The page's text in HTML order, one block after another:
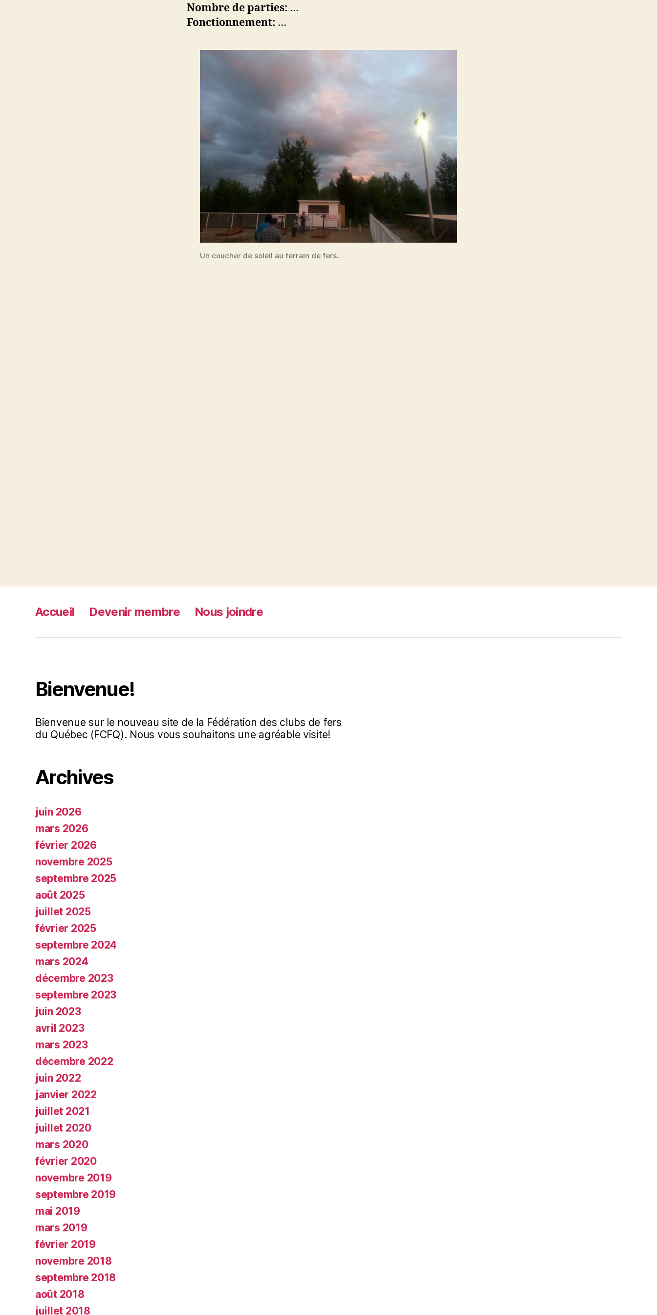
Nombre de parties: …
Fonctionnement: …
Un coucher de soleil au terrain de fers…
Accueil Devenir membre Nous joindre
Bienvenue!
Bienvenue sur le nouveau site de la Fédération des clubs de fers
du Québec (FCFQ). Nous vous souhaitons une agréable visite!
Archives
juin 2026
mars 2026
février 2026
novembre 2025
septembre 2025
août 2025
juillet 2025
février 2025
septembre 2024
mars 2024
décembre 2023
septembre 2023
juin 2023
avril 2023
mars 2023
décembre 2022
juin 2022
janvier 2022
juillet 2021
juillet 2020
mars 2020
février 2020
novembre 2019
septembre 2019
mai 2019
mars 2019
février 2019
novembre 2018
septembre 2018
août 2018
juillet 2018